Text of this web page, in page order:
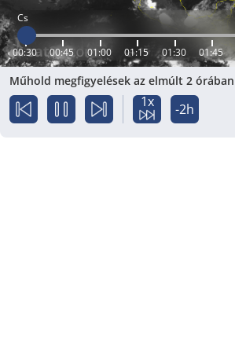
Cs
00:30 00:45 01:00 01:15 01:30 01:45
Műhold megfigyelések az elmúlt 2 órában
1x -2h